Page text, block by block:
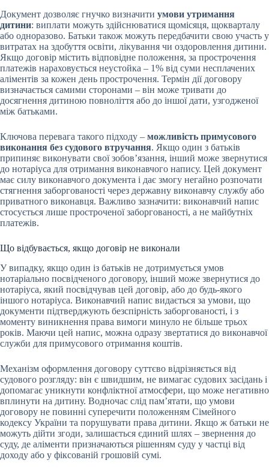
Документ дозволяє гнучко визначити умови утримання
дитини: виплати можуть здійснюватися щомісяця, щокварталу
або одноразово. Батьки також можуть передбачити свою участь у
витратах на здобуття освіти, лікування чи оздоровлення дитини.
Якщо договір містить відповідне положення, за прострочення
платежів нараховується неустойка – 1% від суми несплачених
аліментів за кожен день прострочення. Термін дії договору
визначається самими сторонами – він може тривати до
досягнення дитиною повноліття або до іншої дати, узгодженої
між батьками.
Ключова перевага такого підходу – можливість примусового
виконання без судового втручання. Якщо один з батьків
припиняє виконувати свої зобов’язання, інший може звернутися
до нотаріуса для отримання виконавчого напису. Цей документ
має силу виконавчого документа і дає змогу негайно розпочати
стягнення заборгованості через державну виконавчу службу або
приватного виконавця. Важливо зазначити: виконавчий напис
стосується лише простроченої заборгованості, а не майбутніх
платежів.
Що відбувається, якщо договір не виконали
У випадку, якщо один із батьків не дотримується умов
нотаріально посвідченого договору, інший може звернутися до
нотаріуса, який посвідчував цей договір, або до будь-якого
іншого нотаріуса. Виконавчий напис видається за умови, що
документи підтверджують безспірність заборгованості, і з
моменту виникнення права вимоги минуло не більше трьох
років. Маючи цей напис, можна одразу звертатися до виконавчої
служби для примусового отримання коштів.
Механізм оформлення договору суттєво відрізняється від
судового розгляду: він є швидшим, не вимагає судових засідань і
допомагає уникнути конфліктної атмосфери, що може негативно
вплинути на дитину. Водночас слід пам’ятати, що умови
договору не повинні суперечити положенням Сімейного
кодексу України та порушувати права дитини. Якщо ж батьки не
можуть дійти згоди, залишається єдиний шлях – звернення до
суду, де аліменти призначаються рішенням суду у частці від
доходу або у фіксованій грошовій сумі.